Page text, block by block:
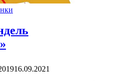
16.09.2021